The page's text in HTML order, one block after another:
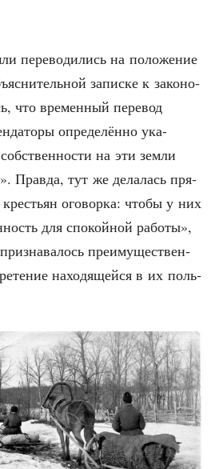
пере­во­ди­лись на поло­же­ние
запис­ке к зако­но­
что вре­мен­ный пере­вод
опре­де­лён­но ука­
на эти зем­ли
Прав­да, тут же дела­лась пря­
ого­вор­ка: что­бы у них
для спо­кой­ной рабо­ты»,
пре­иму­ще­ствен­
нахо­дя­щей­ся в их поль­